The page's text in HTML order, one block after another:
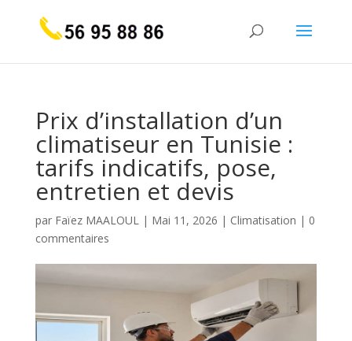
Prix d’installation d’un
climatiseur en Tunisie :
tarifs indicatifs, pose,
entretien et devis
par Faïez MAALOUL| Mai 11, 2026 | Climatisation | 0
commentaires